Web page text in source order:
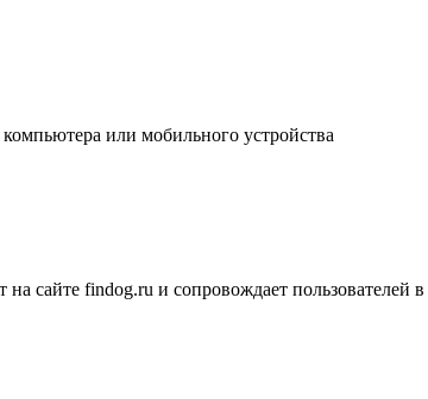
или мобильного устройства
сайте findog.ru и сопровождает пользователей